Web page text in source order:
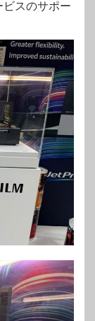
スのサポー